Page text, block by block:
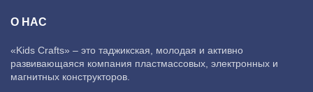
О НАС
«Kids Crafts» – это таджикская, молодая и активно
развивающаяся компания пластмассовых, электронных и
магнитных конструкторов.